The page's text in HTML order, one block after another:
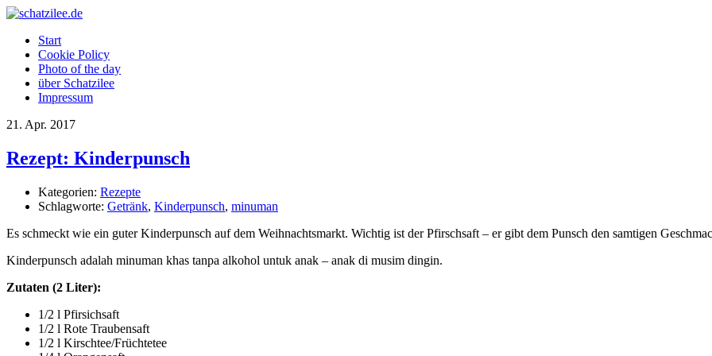
Start
Cookie Policy
Photo of the day
über Schatzilee
Impressum
21. Apr. 2017
Rezept: Kinderpunsch
Kategorien: Rezepte
Schlagworte: Getränk, Kinderpunsch, minuman
Es schmeckt wie ein guter Kinderpunsch auf dem Weihnachtsmarkt. Wichtig ist der Pfirschsaft – er gibt dem Punsch den samtigen
Kinderpunsch adalah minuman khas tanpa alkohol untuk anak – anak di musim dingin.
Zutaten (2 Liter):
1/2 l Pfirsichsaft
1/2 l Rote Traubensaft
1/2 l Kirschtee/Früchtetee